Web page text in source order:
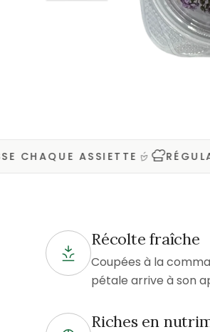
ASSIETTE
Récolte fraîche
Coupées à la
pétale arrive à son
Riches en